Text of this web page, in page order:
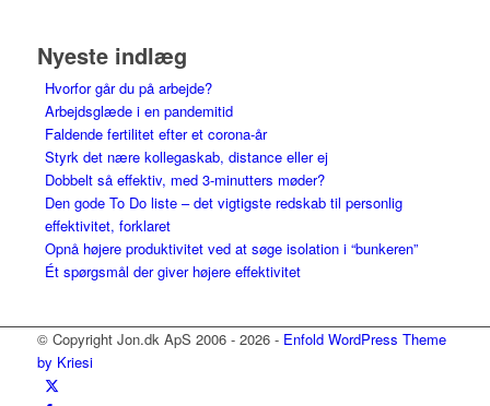
Nyeste indlæg
Hvorfor går du på arbejde?
Arbejdsglæde i en pandemitid
Faldende fertilitet efter et corona-år
Styrk det nære kollegaskab, distance eller ej
Dobbelt så effektiv, med 3-minutters møder?
Den gode To Do liste – det vigtigste redskab til personlig
effektivitet, forklaret
Opnå højere produktivitet ved at søge isolation i “bunkeren”
Ét spørgsmål der giver højere effektivitet
© Copyright Jon.dk ApS 2006 - 2026 - Enfold WordPress Theme
by Kriesi